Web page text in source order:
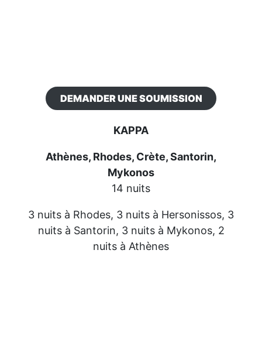
DEMANDER UNE SOUMISSION
KAPPA
Athènes, Rhodes, Crète, Santorin,
Mykonos
14 nuits
3 nuits à Rhodes, 3 nuits à Hersonissos, 3
nuits à Santorin, 3 nuits à Mykonos, 2
nuits à Athènes